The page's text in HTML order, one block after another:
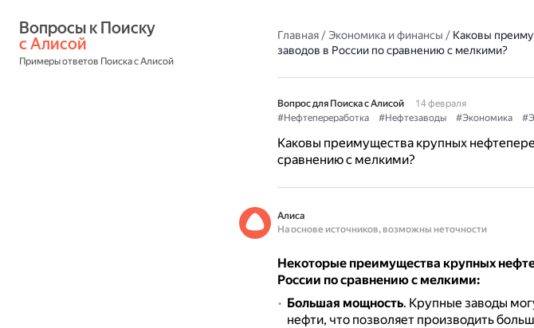
с Алисой
Примеры ответов Поиска с Алисой
Главная/Экономика и финансы / Каковы
заводов в России по сравнению с мелкими?
Вопрос для Поиска с Алисой
14 февраля
#Нефтепереработка
#Нефтезаводы #Экономика
Каковы преимущества крупных
сравнению с мелкими?
Алиса
На основе источников, возможны неточности
Некоторые преимущества крупных
России по сравнению с мелкими:
Большая мощность. Крупные заводы
нефти, что позволяет производить